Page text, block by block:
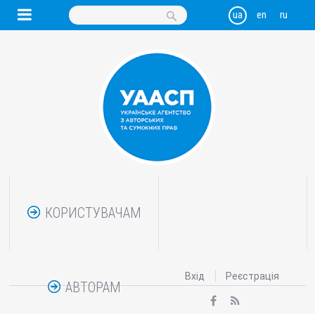
КОРИСТУВАЧАМ
АВТОРАМ
Вхід Реєстрація